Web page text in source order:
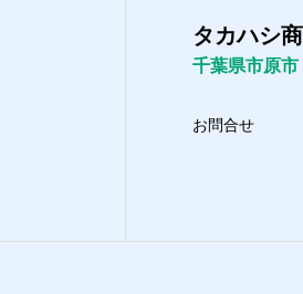
タカハシ
千葉県市原市
お問合せ